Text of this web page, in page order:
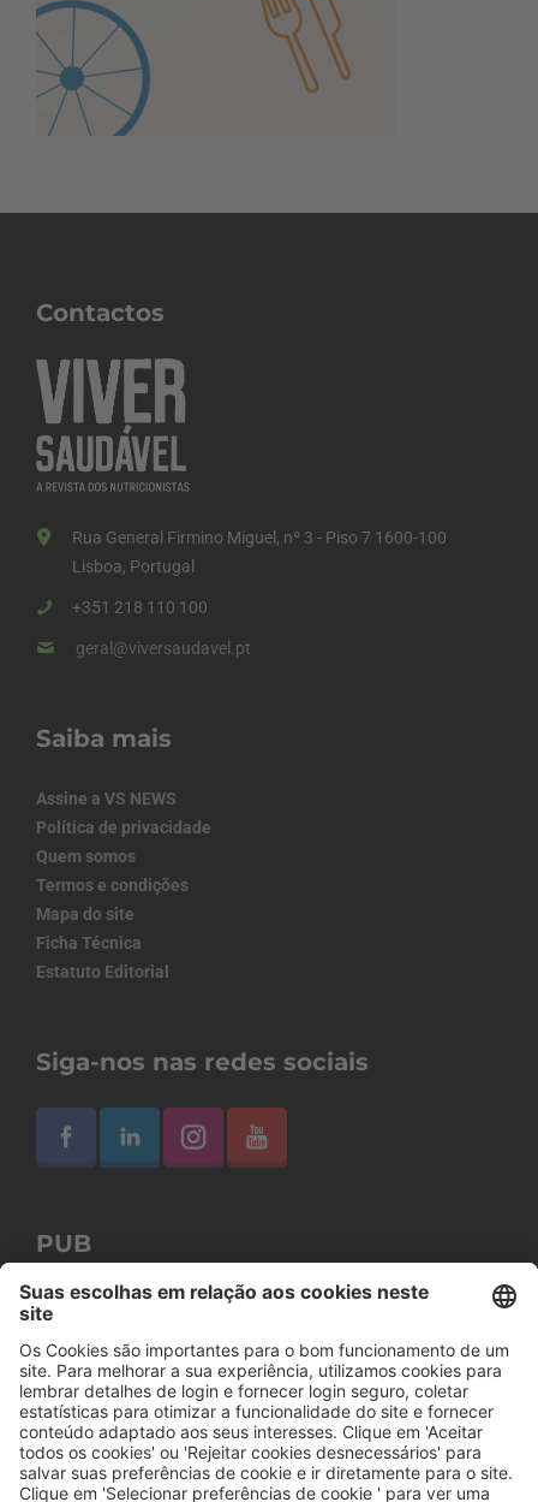
Contactos
Rua General Firmino Miguel, nº 3 - Piso 7 1600-100
Lisboa, Portugal
+351 218 110 100
geral@viversaudavel.pt
Saiba mais
Assine a VS NEWS
Política de privacidade
Quem somos
Termos e condições
Mapa do site
Ficha Técnica
Estatuto Editorial
Siga-nos nas redes sociais
PUB